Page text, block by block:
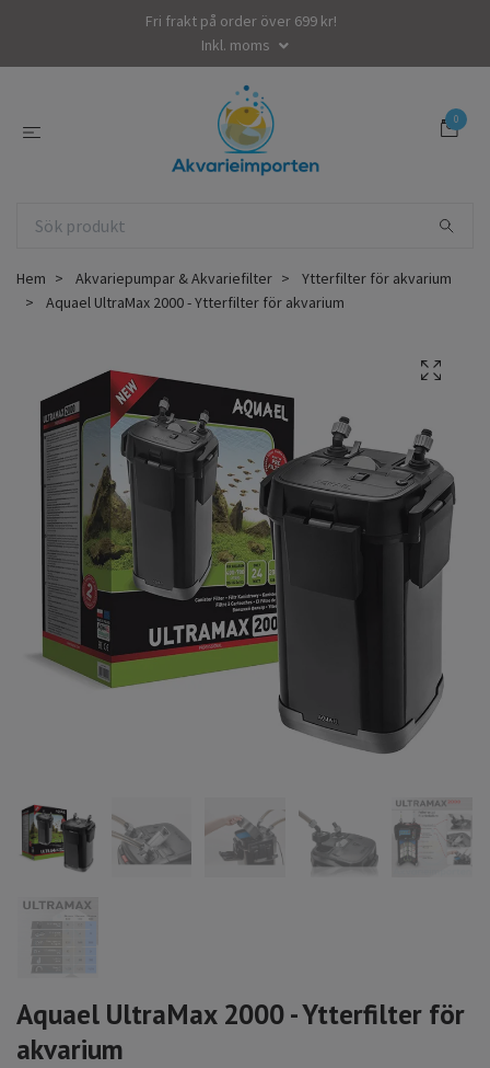
Fri frakt på order över 699 kr!
Inkl. moms
0
Hem Akvariepumpar & Akvariefilter
Ytterfilter för akvarium
Aquael UltraMax 2000 - Ytterfilter för akvarium
Aquael UltraMax 2000 - Ytterfilter för
akvarium